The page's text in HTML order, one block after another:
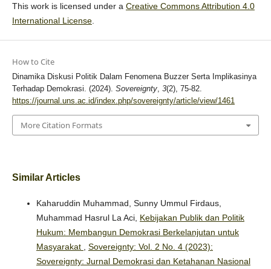
This work is licensed under a Creative Commons Attribution 4.0
International License.
How to Cite
Dinamika Diskusi Politik Dalam Fenomena Buzzer Serta Implikasinya
Terhadap Demokrasi. (2024). Sovereignty, 3(2), 75-82.
https://journal.uns.ac.id/index.php/sovereignty/article/view/1461
More Citation Formats
Similar Articles
Kaharuddin Muhammad, Sunny Ummul Firdaus,
Muhammad Hasrul La Aci, Kebijakan Publik dan Politik
Hukum: Membangun Demokrasi Berkelanjutan untuk
Masyarakat , Sovereignty: Vol. 2 No. 4 (2023):
Sovereignty: Jurnal Demokrasi dan Ketahanan Nasional